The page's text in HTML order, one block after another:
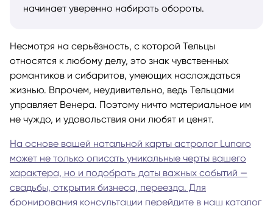
начинает уверенно набирать обороты.
Несмотря на серьёзность, с которой Тельцы
относятся к любому делу, это знак чувственных
романтиков и сибаритов, умеющих наслаждаться
жизнью. Впрочем, неудивительно, ведь Тельцами
управляет Венера. Поэтому ничто материальное им
не чуждо, и удовольствия они любят и ценят.
На основе вашей натальной карты астролог Lunaro
может не только описать уникальные черты вашего
характера, но и подобрать даты важных событий —
свадьбы, открытия бизнеса, переезда. Для
бронирования консультации перейдите в наш каталог